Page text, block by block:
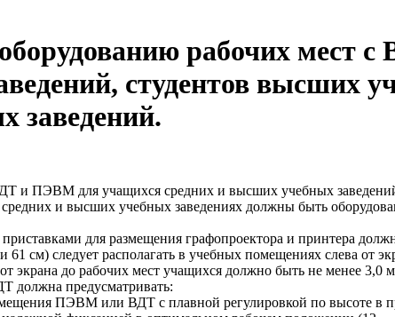
рабочих
студентов высших
заведений.
и ПЭВМ для учащихся средних и высших учебных
и высших учебных заведениях должны быть
для размещения графопроектора и принтера
см) следует располагать в учебных помещениях слева от
экрана до рабочих мест учащихся должно быть не менее 3,0
должна предусматривать:
ПЭВМ или ВДТ с плавной регулировкой по высоте